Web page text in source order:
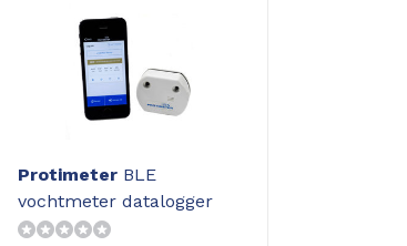
Protimeter BLE
vochtmeter datalogger